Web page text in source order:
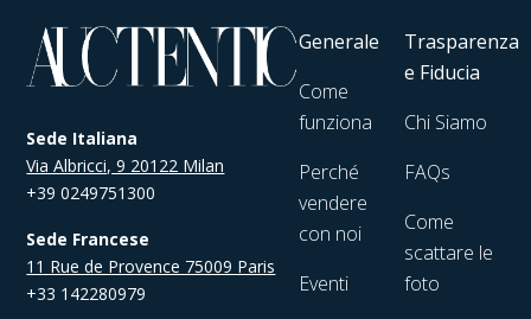
Sede Italiana
Via Albricci, 9 20122 Milan
+39 0249751300
Sede Francese
11 Rue de Provence 75009 Paris
+33 142280979
Generale
Come
funziona
Perché
vendere
con noi
Eventi
Trasparenza
e Fiducia
Chi Siamo
FAQs
Come
scattare le
foto